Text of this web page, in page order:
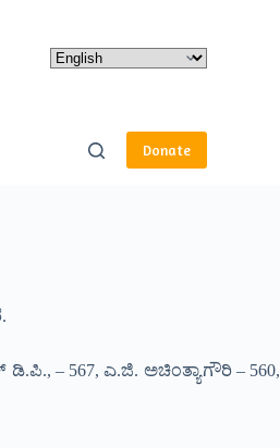
Donate
ಡಿ.ಪಿ., – 567, ಎ.ಜಿ. ಅಚಿಂತ್ಯಾಗೌರಿ – 560,